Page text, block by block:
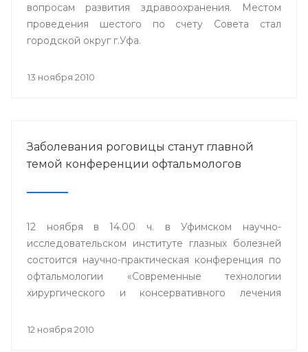
вопросам развития здравоохранения. Местом
проведения шестого по счету Совета стал
городской округ г.Уфа.
13 ноября 2010
Заболевания роговицы станут главной
темой конференции офтальмологов
12 ноября в 14.00 ч. в Уфимском научно-
исследовательском институте глазных болезней
состоится научно-практическая конференция по
офтальмологии «Современные технологии
хирургического и консервативного лечения
участием.
12 ноября 2010